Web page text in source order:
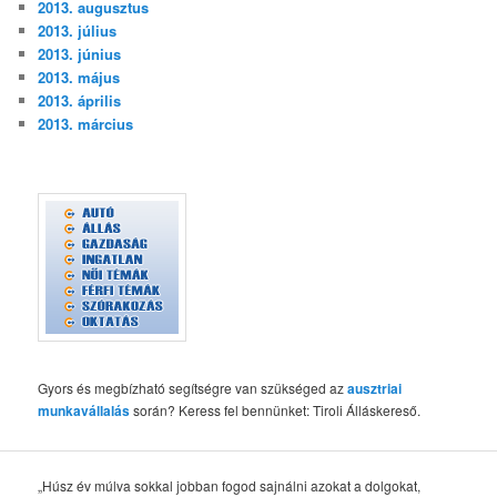
2013. augusztus
2013. július
2013. június
2013. május
2013. április
2013. március
Gyors és megbízható segítségre van szükséged azausztriai
munkavállalássorán? Keress fel bennünket: Tiroli Álláskereső.
„Húsz év múlva sokkal jobban fogod sajnálni azokat a dolgokat,